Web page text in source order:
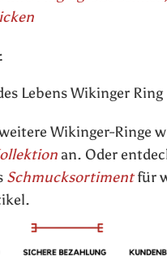
Lebens Wikinger Ring
Wikinger-Ringe
an. Oder
Schmucksortimentfür